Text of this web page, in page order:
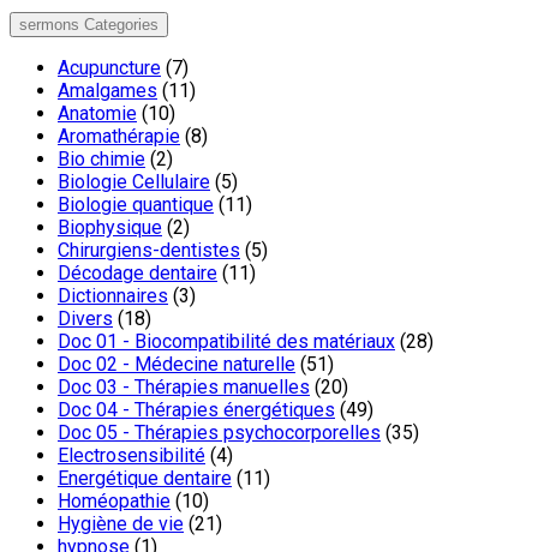
sermons Categories
Acupuncture (7)
Amalgames (11)
Anatomie (10)
Aromathérapie (8)
Bio chimie (2)
Biologie Cellulaire (5)
Biologie quantique (11)
Biophysique (2)
Chirurgiens-dentistes (5)
Décodage dentaire (11)
Dictionnaires (3)
Divers (18)
Doc 01 - Biocompatibilité des matériaux (28)
Doc 02 - Médecine naturelle (51)
Doc 03 - Thérapies manuelles (20)
Doc 04 - Thérapies énergétiques (49)
Doc 05 - Thérapies psychocorporelles (35)
Electrosensibilité (4)
Energétique dentaire (11)
Homéopathie (10)
Hygiène de vie (21)
hypnose (1)